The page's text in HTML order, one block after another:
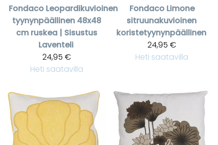
Fondaco Leopardikuvioinen
tyynynpäällinen 48x48
cm ruskea | Sisustus
Laventeli
24,95 €
Heti saatavilla
Fondaco Limone
sitruunakuvioinen
koristetyynynpäällinen
24,95 €
Heti saatavilla